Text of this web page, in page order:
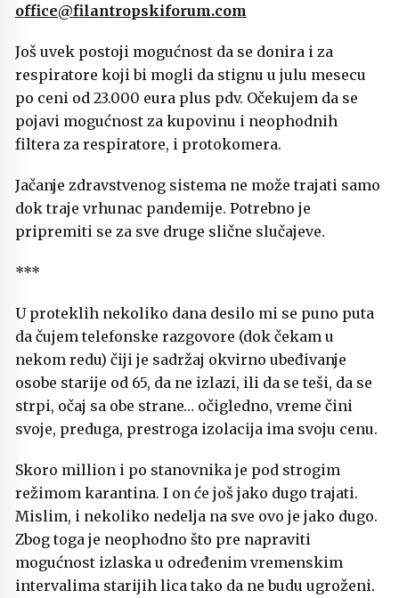
office@filantropskiforum.com
Još uvek postoji mogućnost da se donira i za
respiratore koji bi mogli da stignu u julu mesecu
po ceni od 23.000 eura plus pdv. Očekujem da se
pojavi mogućnost za kupovinu i neophodnih
filtera za respiratore, i protokomera.
Jačanje zdravstvenog sistema ne može trajati samo
dok traje vrhunac pandemije. Potrebno je
pripremiti se za sve druge slične slučajeve.
***
U proteklih nekoliko dana desilo mi se puno puta
da čujem telefonske razgovore (dok čekam u
nekom redu) čiji je sadržaj okvirno ubeđivanje
osobe starije od 65, da ne izlazi, ili da se teši, da se
strpi, očaj sa obe strane… očigledno, vreme čini
svoje, preduga, prestroga izolacija ima svoju cenu.
Skoro million i po stanovnika je pod strogim
režimom karantina. I on će još jako dugo trajati.
Mislim, i nekoliko nedelja na sve ovo je jako dugo.
Zbog toga je neophodno što pre napraviti
mogućnost izlaska u određenim vremenskim
intervalima starijih lica tako da ne budu ugroženi.